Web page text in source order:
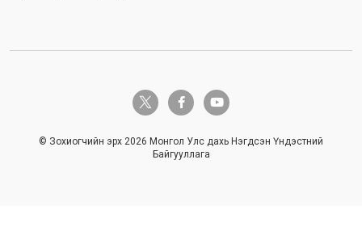
twitter-x facebook-fyoutube
© Зохиогчийн эрх 2026 Монгол Улс дахь Нэгдсэн Үндэстний
Байгууллага